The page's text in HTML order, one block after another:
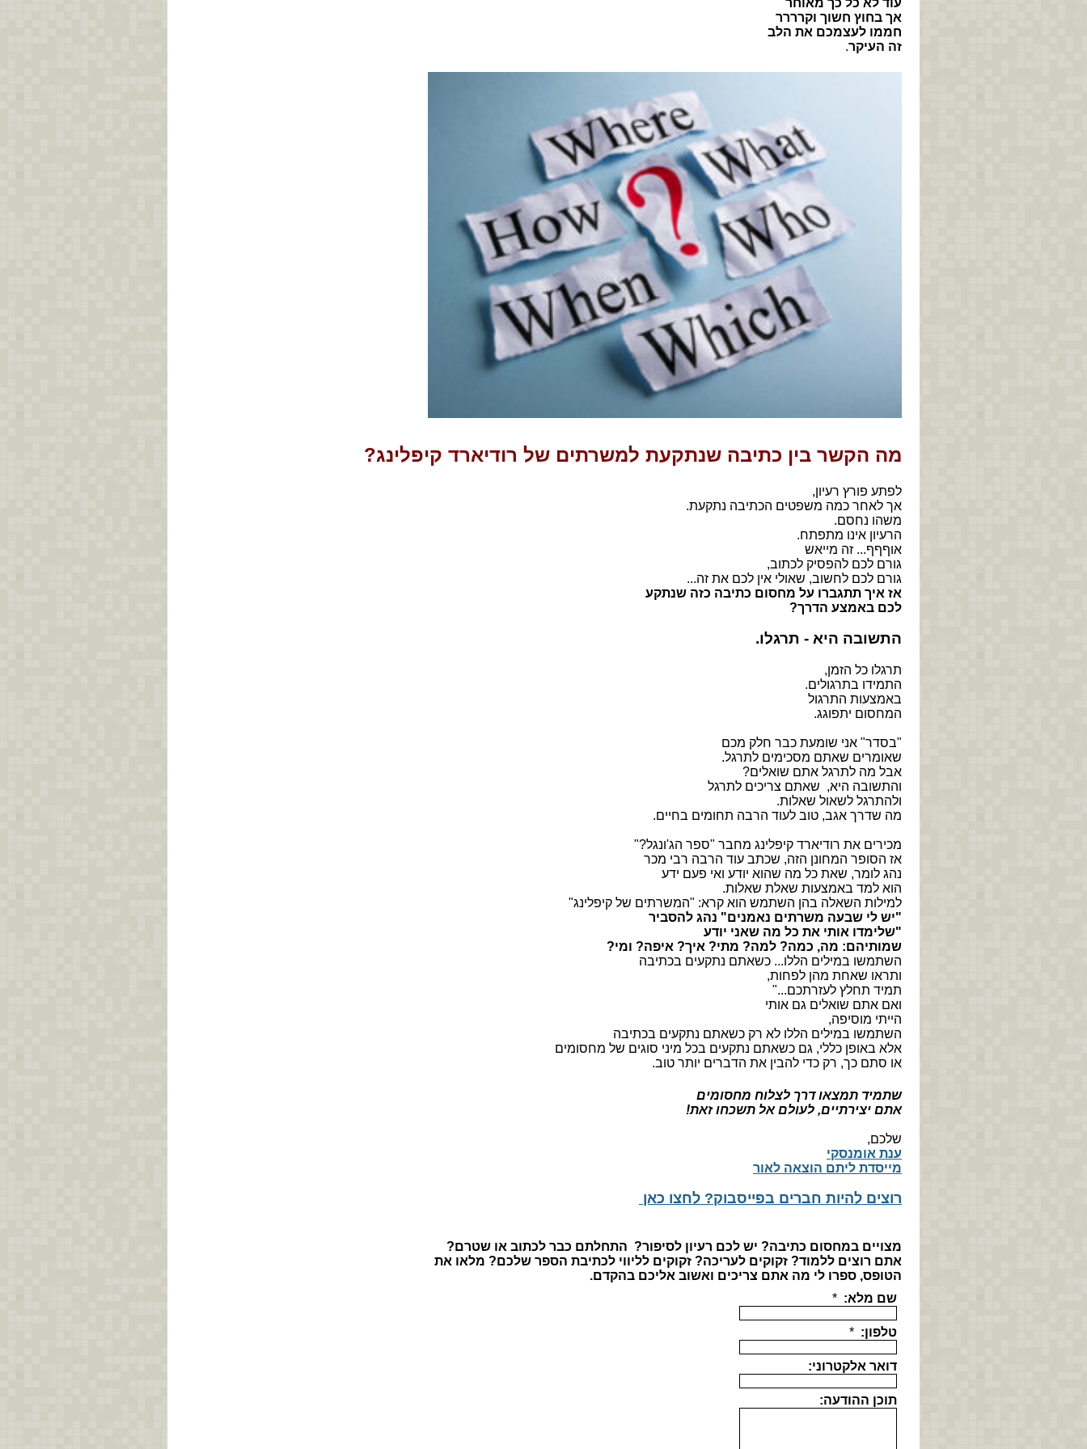
אך בחוץ חשוך וקרררר
חממו לעצמכם את הלב
זה העיקר.
מה הקשר בין כתיבה שנתקעת למשרתים של רודיארד קיפלינג?
לפתע פורץ רעיון,
אך לאחר כמה משפטים הכתיבה נתקעת.
משהו נחסם.
הרעיון אינו מתפתח.
אוףףף... זה מייאש
גורם לכם להפסיק לכתוב,
גורם לכם לחשוב, שאולי אין לכם את זה...
אז איך תתגברו על מחסום כתיבה כזה שנתקע
לכם באמצע הדרך?
התשובה היא - תרגלו.
תרגלו כל הזמן,
התמידו בתרגולים.
באמצעות התרגול
המחסום יתפוגג.
"בסדר" אני שומעת כבר חלק מכם
שאומרים שאתם מסכימים לתרגל.
אבל מה לתרגל אתם שואלים?
והתשובה היא, שאתם צריכים לתרגל
ולהתרגל לשאול שאלות.
מה שדרך אגב, טוב לעוד הרבה תחומים בחיים.
מכירים את רודיארד קיפלינג מחבר "ספר הג'ונגל?"
אז הסופר המחונן הזה, שכתב עוד הרבה רבי מכר
נהג לומר, שאת כל מה שהוא יודע ואי פעם ידע
הוא למד באמצעות שאלת שאלות.
למילות השאלה בהן השתמש הוא קרא: "המשרתים של קיפלינג"
"יש לי שבעה משרתים נאמנים" נהג להסביר
"שלימדו אותי את כל מה שאני יודע
שמותיהם: מה, כמה? למה? מתי? איך? איפה? ומי?
השתמשו במילים הללו... כשאתם נתקעים בכתיבה
ותראו שאחת מהן לפחות,
תמיד תחלץ לעזרתכם..."
ואם אתם שואלים גם אותי
הייתי מוסיפה,
השתמשו במילים הללו לא רק כשאתם נתקעים בכתיבה
אלא באופן כללי, גם כשאתם נתקעים בכל מיני סוגים של מחסומים
או סתם כך, רק כדי להבין את הדברים יותר טוב.
שתמיד תמצאו דרך לצלוח מחסומים
אתם יצירתיים, לעולם אל תשכחו זאת!
שלכם,
ענת אומנסקי
מייסדת ליתם הוצאה לאור
רוצים להיות חברים בפייסבוק? לחצו כאן
מצויים במחסום כתיבה? יש לכם רעיון לסיפור? התחלתם כבר לכתוב או שטרם?
אתם רוצים ללמוד? זקוקים לעריכה? זקוקים לליווי לכתיבת הספר שלכם? מלאו את
הטופס, ספרו לי מה אתם צריכים ואשוב אליכם בהקדם.